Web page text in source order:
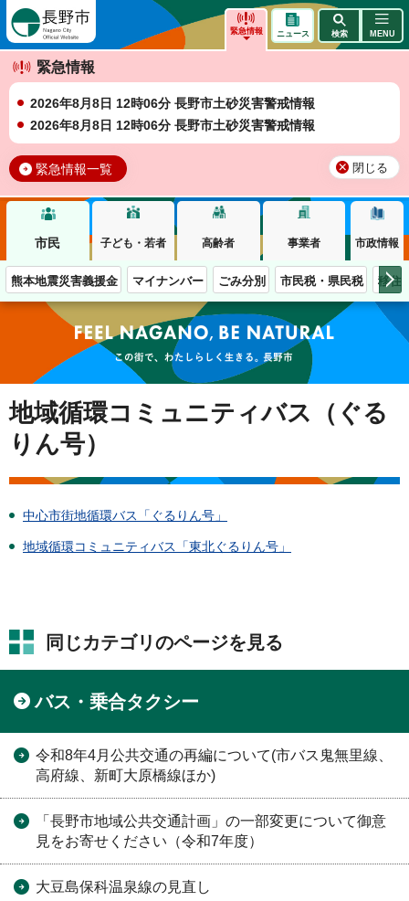
緊急情報
緊急情報
2026年8月8日 12時06分 長野市土砂災害警戒情報
2026年8月8日 12時06分 長野市土砂災害警戒情報
緊急情報一覧 閉じる
ニュース 検索 MENU
市民 子ども・若者 高齢者 事業者 市政情報
熊本地震災害義援金 マイナンバー ごみ分別 市民税・県民税 移住
この街で、わたしらしく生きる。長野市
地域循環コミュニティバス（ぐる
りん号）
中心市街地循環バス「ぐるりん号」
地域循環コミュニティバス「東北ぐるりん号」
同じカテゴリのページを見る
バス・乗合タクシー
令和8年4月公共交通の再編について(市バス鬼無里線、
高府線、新町大原橋線ほか)
「長野市地域公共交通計画」の一部変更について御意
見をお寄せください（令和7年度）
大豆島保科温泉線の見直し